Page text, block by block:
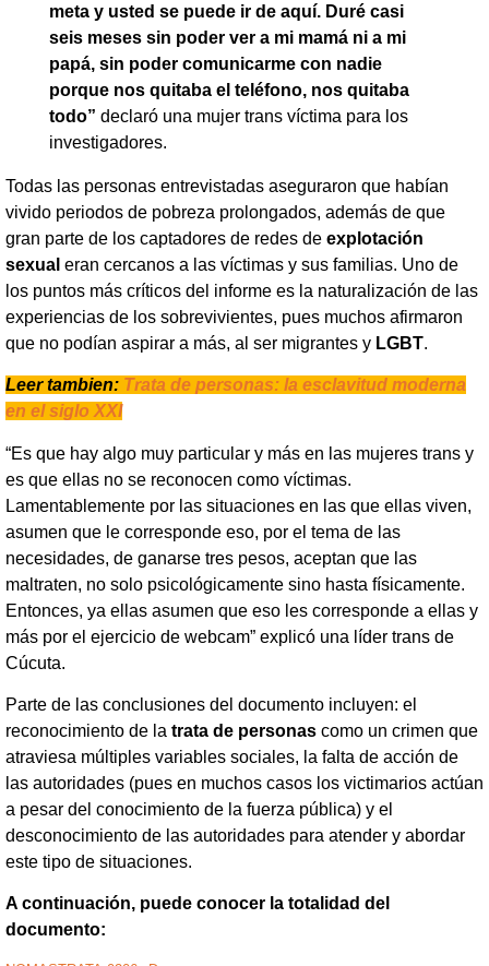
meta y usted se puede ir de aquí. Duré casi
seis meses sin poder ver a mi mamá ni a mi
papá, sin poder comunicarme con nadie
porque nos quitaba el teléfono, nos quitaba
todo” declaró una mujer trans víctima para los
investigadores.
Todas las personas entrevistadas aseguraron que habían
vivido periodos de pobreza prolongados, además de que
gran parte de los captadores de redes de explotación
sexual eran cercanos a las víctimas y sus familias. Uno de
los puntos más críticos del informe es la naturalización de las
experiencias de los sobrevivientes, pues muchos afirmaron
que no podían aspirar a más, al ser migrantes y LGBT.
Leer tambien: Trata de personas: la esclavitud moderna
en el siglo XXI
“Es que hay algo muy particular y más en las mujeres trans y
es que ellas no se reconocen como víctimas.
Lamentablemente por las situaciones en las que ellas viven,
asumen que le corresponde eso, por el tema de las
necesidades, de ganarse tres pesos, aceptan que las
maltraten, no solo psicológicamente sino hasta físicamente.
Entonces, ya ellas asumen que eso les corresponde a ellas y
más por el ejercicio de webcam” explicó una líder trans de
Cúcuta.
Parte de las conclusiones del documento incluyen: el
reconocimiento de la trata de personas como un crimen que
atraviesa múltiples variables sociales, la falta de acción de
las autoridades (pues en muchos casos los victimarios actúan
a pesar del conocimiento de la fuerza pública) y el
desconocimiento de las autoridades para atender y abordar
este tipo de situaciones.
A continuación, puede conocer la totalidad del
documento: